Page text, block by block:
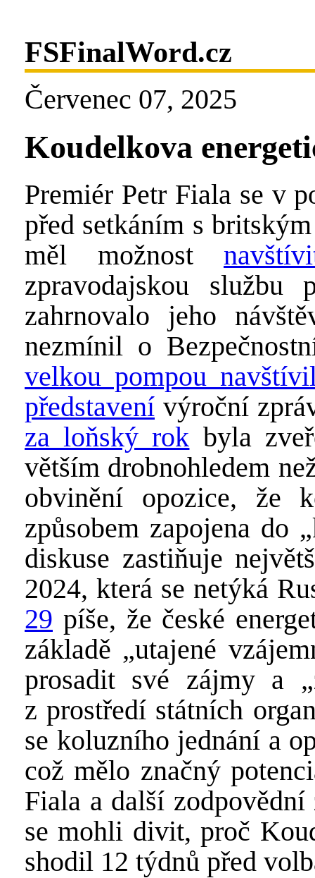
FSFinalWord.cz
Červenec 07, 2025
Koudelkova
Premiér Petr Fiala se v
před setkáním s
měl možnost
zpravodajskou
zahrnovalo jeho
nezmínil o
velkou pompou
představení výroční
za loňský rok byla
větším drobnohledem
obvinění opozice, že
způsobem zapojena do
diskuse zastiňuje
2024, která se netýká
29 píše, že české
základě „utajené
prosadit své zájmy a
z prostředí státních
se koluzního jednání a
což mělo značný
Fiala a další zodpovědní
se mohli divit, proč
shodil 12 týdnů před